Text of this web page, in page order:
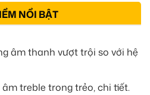
NỔI BẬT
âm thanh vượt trội so với hệ
treble trong trẻo, chi tiết.